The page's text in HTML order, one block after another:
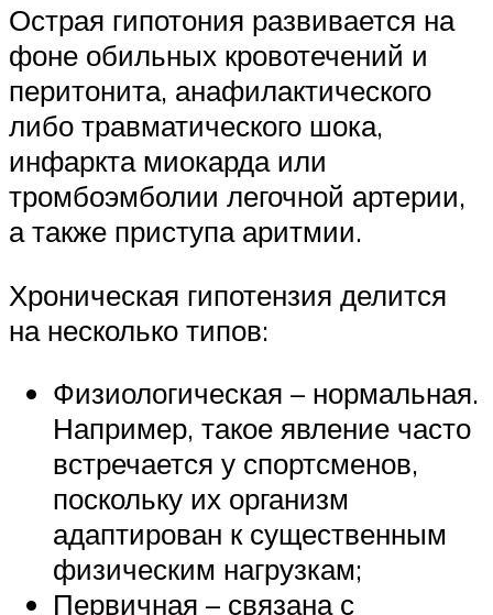
Острая гипотония развивается на
фоне обильных кровотечений и
перитонита, анафилактического
либо травматического шока,
инфаркта миокарда или
тромбоэмболии легочной артерии,
а также приступа аритмии.
Хроническая гипотензия делится
на несколько типов:
Физиологическая – нормальная.
Например, такое явление часто
встречается у спортсменов,
поскольку их организм
адаптирован к существенным
физическим нагрузкам;
Первичная – связана с